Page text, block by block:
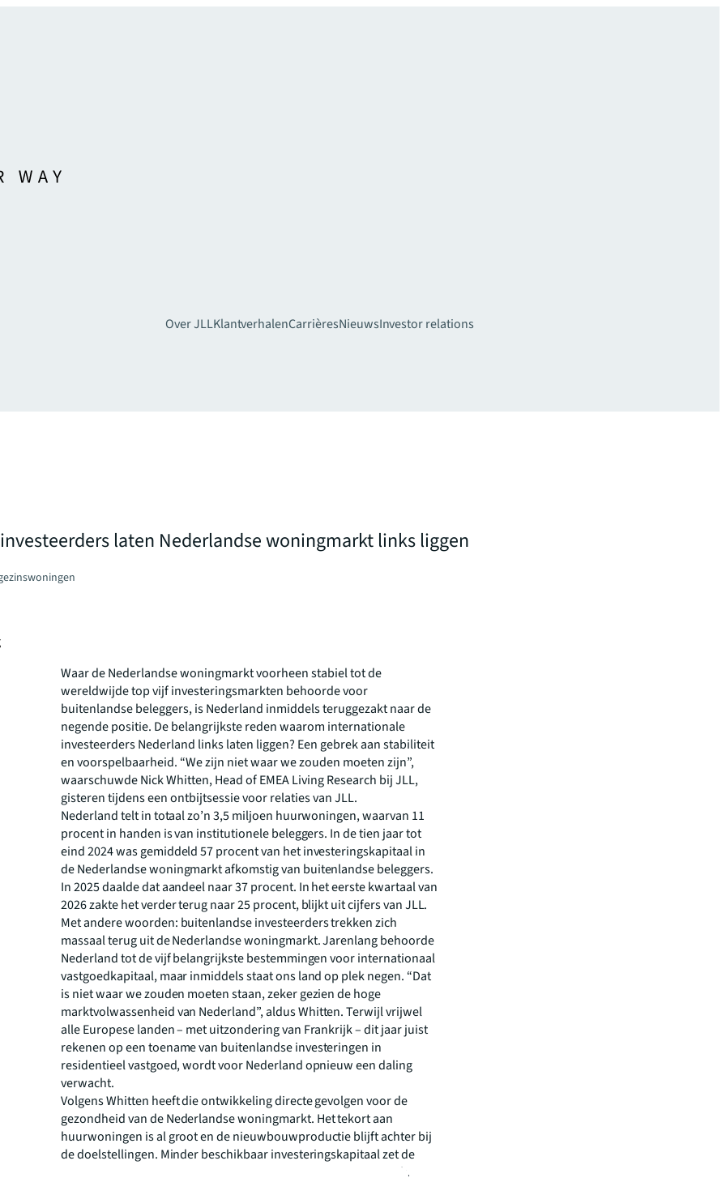
Over JLLKlantverhalenCarrièresNieuwsInvestor relations
laten Nederlandse woningmarkt links liggen
Waar de Nederlandse woningmarkt voorheen stabiel tot de
wereldwijde top vijf investeringsmarkten behoorde voor
buitenlandse beleggers, is Nederland inmiddels teruggezakt naar de
negende positie. De belangrijkste reden waarom internationale
investeerders Nederland links laten liggen? Een gebrek aan stabiliteit
en voorspelbaarheid. “We zijn niet waar we zouden moeten zijn”,
waarschuwde Nick Whitten, Head of EMEA Living Research bij JLL,
gisteren tijdens een ontbijtsessie voor relaties van JLL.
Nederland telt in totaal zo’n 3,5 miljoen huurwoningen, waarvan 11
procent in handen is van institutionele beleggers. In de tien jaar tot
eind 2024 was gemiddeld 57 procent van het investeringskapitaal in
de Nederlandse woningmarkt afkomstig van buitenlandse beleggers.
In 2025 daalde dat aandeel naar 37 procent. In het eerste kwartaal van
2026 zakte het verder terug naar 25 procent, blijkt uit cijfers van JLL.
Met andere woorden: buitenlandse investeerders trekken zich
massaal terug uit de Nederlandse woningmarkt. Jarenlang behoorde
Nederland tot de vijf belangrijkste bestemmingen voor internationaal
vastgoedkapitaal, maar inmiddels staat ons land op plek negen. “Dat
is niet waar we zouden moeten staan, zeker gezien de hoge
marktvolwassenheid van Nederland”, aldus Whitten. Terwijl vrijwel
alle Europese landen – met uitzondering van Frankrijk – dit jaar juist
rekenen op een toename van buitenlandse investeringen in
residentieel vastgoed, wordt voor Nederland opnieuw een daling
verwacht.
Volgens Whitten heeft die ontwikkeling directe gevolgen voor de
gezondheid van de Nederlandse woningmarkt. Het tekort aan
huurwoningen is al groot en de nieuwbouwproductie blijft achter bij
de doelstellingen. Minder beschikbaar investeringskapitaal zet de
ontwikkeling van nieuwe woningen nog eens verder onder druk.